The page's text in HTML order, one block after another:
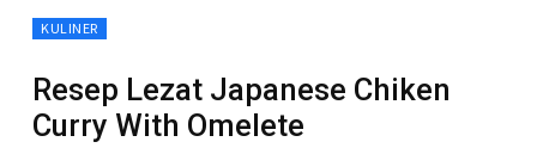
KULINER
Resep Lezat Japanese Chiken
Curry With Omelete